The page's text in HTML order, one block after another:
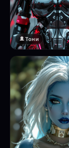
Тони